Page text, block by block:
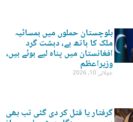
بلوچستان حملوں میں ہمسائیہ
ملک کا ہاتھ ہے، دہشت گرد
افغانستان میں پناہ لیے ہوئے ہیں،
وزیراعظم
جولائی 10, 2026
گرفتار یا قتل کر دی گئی تب بھی